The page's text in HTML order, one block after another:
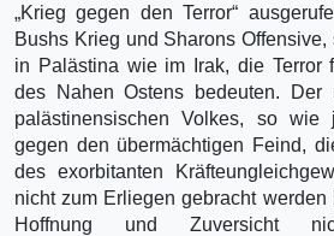
„Krieg gegen den Terror“
Bushs Krieg und Sharons
in Palästina wie im Irak, die Terror
des Nahen Ostens bedeuten. Der
palästinensischen Volkes, so wie
gegen den übermächtigen Feind,
des exorbitanten
nicht zum Erliegen gebracht werden
Hoffnung und Zuversicht